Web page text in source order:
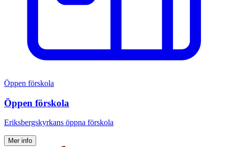
Öppen förskola
Öppen förskola
Eriksbergskyrkans öppna förskola
Mer info